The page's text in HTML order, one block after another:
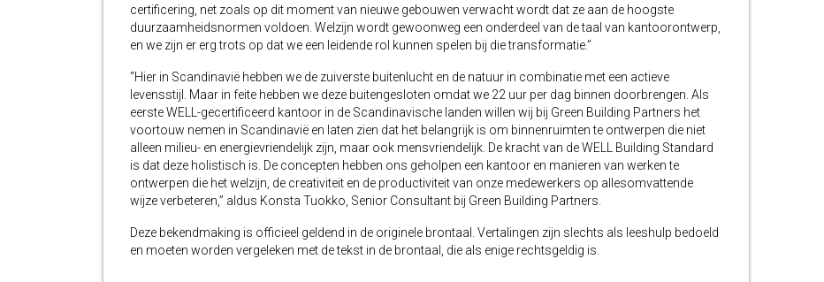
certificering, net zoals op dit moment van nieuwe gebouwen verwacht wordt dat ze aan de hoogste
duurzaamheidsnormen voldoen. Welzijn wordt gewoonweg een onderdeel van de taal van kantoorontwerp,
en we zijn er erg trots op dat we een leidende rol kunnen spelen bij die transformatie.”
“Hier in Scandinavië hebben we de zuiverste buitenlucht en de natuur in combinatie met een actieve
levensstijl. Maar in feite hebben we deze buitengesloten omdat we 22 uur per dag binnen doorbrengen. Als
eerste WELL-gecertificeerd kantoor in de Scandinavische landen willen wij bij Green Building Partners het
voortouw nemen in Scandinavië en laten zien dat het belangrijk is om binnenruimten te ontwerpen die niet
alleen milieu- en energievriendelijk zijn, maar ook mensvriendelijk. De kracht van de WELL Building Standard
is dat deze holistisch is. De concepten hebben ons geholpen een kantoor en manieren van werken te
ontwerpen die het welzijn, de creativiteit en de productiviteit van onze medewerkers op allesomvattende
wijze verbeteren,” aldus Konsta Tuokko, Senior Consultant bij Green Building Partners.
Deze bekendmaking is officieel geldend in de originele brontaal. Vertalingen zijn slechts als leeshulp bedoeld
en moeten worden vergeleken met de tekst in de brontaal, die als enige rechtsgeldig is.